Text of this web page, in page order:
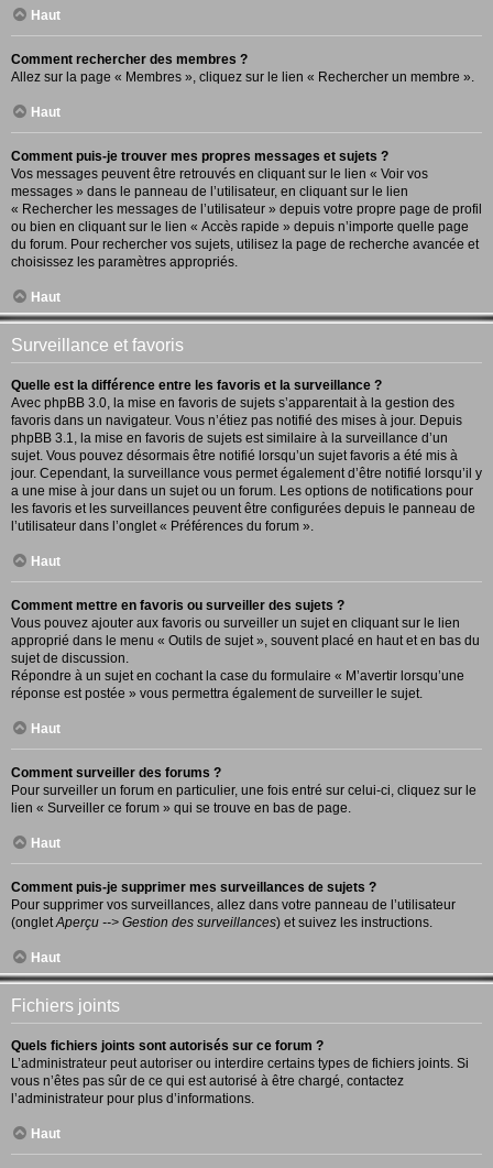
Haut
Comment rechercher des membres ?
Allez sur la page « Membres », cliquez sur le lien « Rechercher un membre ».
Haut
Comment puis-je trouver mes propres messages et sujets ?
Vos messages peuvent être retrouvés en cliquant sur le lien « Voir vos
messages » dans le panneau de l’utilisateur, en cliquant sur le lien
« Rechercher les messages de l’utilisateur » depuis votre propre page de profil
ou bien en cliquant sur le lien « Accès rapide » depuis n’importe quelle page
du forum. Pour rechercher vos sujets, utilisez la page de recherche avancée et
choisissez les paramètres appropriés.
Haut
Surveillance et favoris
Quelle est la différence entre les favoris et la surveillance ?
Avec phpBB 3.0, la mise en favoris de sujets s’apparentait à la gestion des
favoris dans un navigateur. Vous n’étiez pas notifié des mises à jour. Depuis
phpBB 3.1, la mise en favoris de sujets est similaire à la surveillance d’un
sujet. Vous pouvez désormais être notifié lorsqu’un sujet favoris a été mis à
jour. Cependant, la surveillance vous permet également d’être notifié lorsqu’il y
a une mise à jour dans un sujet ou un forum. Les options de notifications pour
les favoris et les surveillances peuvent être configurées depuis le panneau de
l’utilisateur dans l’onglet « Préférences du forum ».
Haut
Comment mettre en favoris ou surveiller des sujets ?
Vous pouvez ajouter aux favoris ou surveiller un sujet en cliquant sur le lien
approprié dans le menu « Outils de sujet », souvent placé en haut et en bas du
sujet de discussion.
Répondre à un sujet en cochant la case du formulaire « M’avertir lorsqu’une
réponse est postée » vous permettra également de surveiller le sujet.
Haut
Comment surveiller des forums ?
Pour surveiller un forum en particulier, une fois entré sur celui-ci, cliquez sur le
lien « Surveiller ce forum » qui se trouve en bas de page.
Haut
Comment puis-je supprimer mes surveillances de sujets ?
Pour supprimer vos surveillances, allez dans votre panneau de l’utilisateur
(onglet Aperçu --> Gestion des surveillances) et suivez les instructions.
Haut
Fichiers joints
Quels fichiers joints sont autorisés sur ce forum ?
L’administrateur peut autoriser ou interdire certains types de fichiers joints. Si
vous n’êtes pas sûr de ce qui est autorisé à être chargé, contactez
l’administrateur pour plus d’informations.
Haut